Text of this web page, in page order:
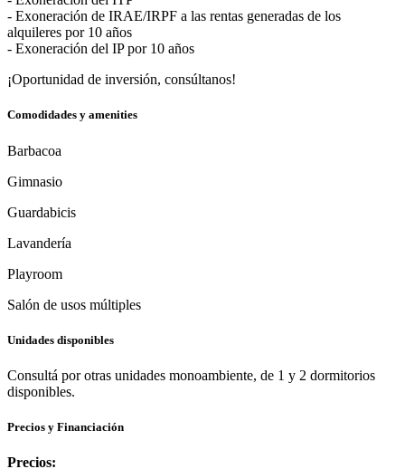
- Exoneración de IRAE/IRPF a las rentas generadas de los
alquileres por 10 años
- Exoneración del IP por 10 años
¡Oportunidad de inversión, consúltanos!
Comodidades y amenities
Barbacoa
Gimnasio
Guardabicis
Lavandería
Playroom
Salón de usos múltiples
Unidades disponibles
Consultá por otras unidades monoambiente, de 1 y 2 dormitorios
disponibles.
Precios y Financiación
Precios: